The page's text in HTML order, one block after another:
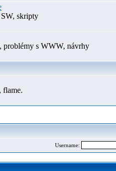
skripty
problémy s WWW, návrhy
flame.
Username: